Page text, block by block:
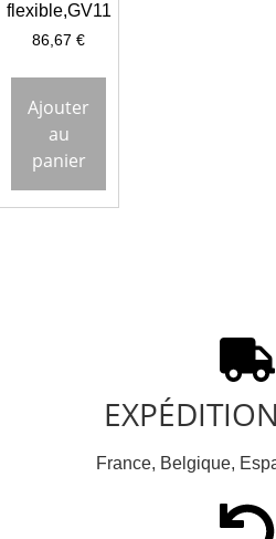
flexible,GV11
86,67€
Ajouter
au
panier
France, Belgique,